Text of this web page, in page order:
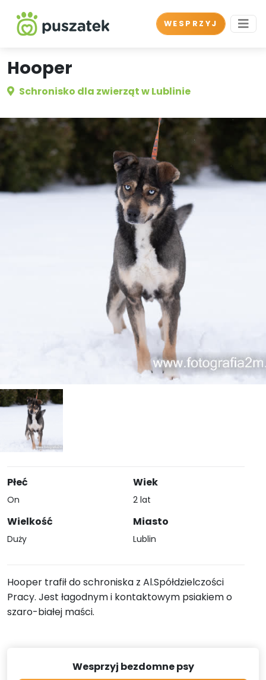
WESPRZYJ
Hooper
Schronisko dla zwierząt w Lublinie
Płeć
On
Wielkość
Duży
Wiek
2 lat
Miasto
Lublin
Hooper trafił do schroniska z Al.Spółdzielczości
Pracy. Jest łagodnym i kontaktowym psiakiem o
szaro-białej maści.
Wesprzyj bezdomne psy